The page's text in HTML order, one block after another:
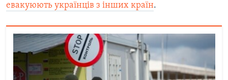
евакуюють українців з інших країн.